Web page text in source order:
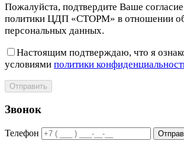
Пожалуйста, подтвердите Ваше
политики ЦДП «СТОРМ» в отношении
персональных данных.
Настоящим подтверждаю, что я
условиями политики
Отправить
Звонок
Телефон